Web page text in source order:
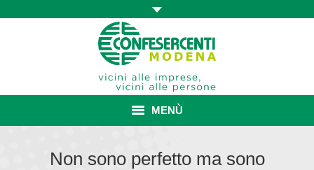
MENÙ
Non sono perfetto ma sono